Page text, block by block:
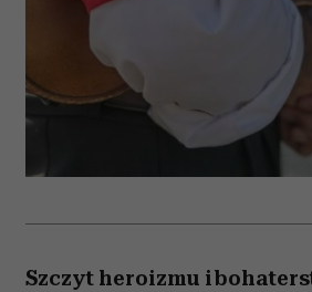
Szczyt heroizmu i